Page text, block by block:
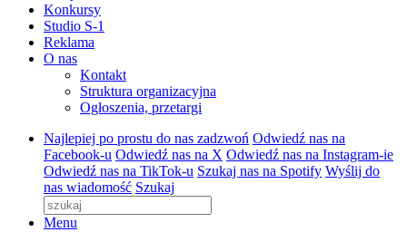
Konkursy
Studio S-1
Reklama
O nas
Kontakt
Struktura organizacyjna
Ogłoszenia, przetargi
Najlepiej po prostu do nas zadzwoń Odwiedź nas na
Facebook-u Odwiedź nas na X Odwiedź nas na Instagram-ie
Odwiedź nas na TikTok-u Szukaj nas na Spotify Wyślij do
nas wiadomość Szukaj
Menu